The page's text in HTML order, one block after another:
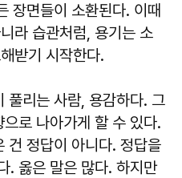
장면들이 소환된다. 이때
라 습관처럼, 용기는 소
받기 시작한다.
풀리는 사람, 용감하다. 그
로 나아가게 할 수 있다.
건 정답이 아니다. 정답을
. 옳은 말은 많다. 하지만